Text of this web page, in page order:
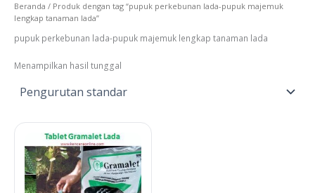
Beranda / Produk dengan tag “pupuk perkebunan lada-pupuk majemuk
lengkap tanaman lada”
pupuk perkebunan lada-pupuk majemuk lengkap tanaman lada
Menampilkan hasil tunggal